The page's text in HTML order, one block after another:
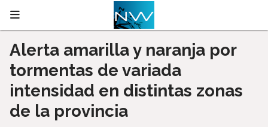
Alerta amarilla y naranja por
tormentas de variada
intensidad en distintas zonas
de la provincia